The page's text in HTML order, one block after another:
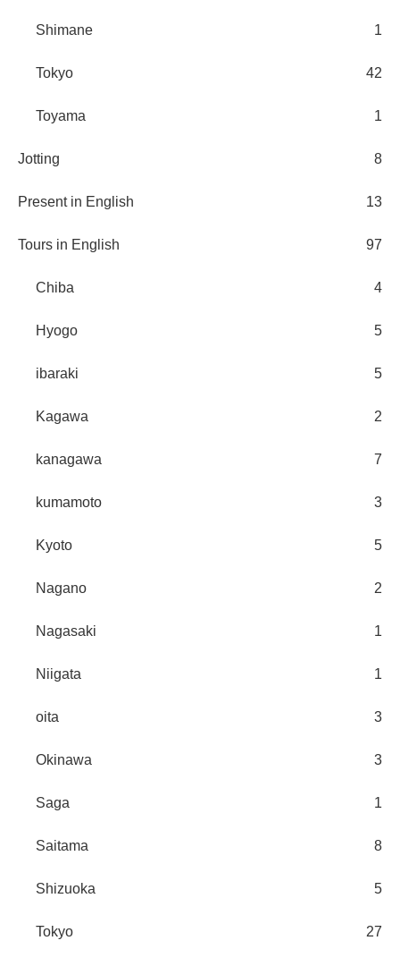
Shimane 1
Tokyo 42
Toyama 1
Jotting 8
Present in English 13
Tours in English 97
Chiba 4
Hyogo 5
ibaraki 5
Kagawa 2
kanagawa 7
kumamoto 3
Kyoto 5
Nagano 2
Nagasaki 1
Niigata 1
oita 3
Okinawa 3
Saga 1
Saitama 8
Shizuoka 5
Tokyo 27